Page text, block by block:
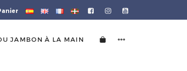
JAMBON À LA MAIN